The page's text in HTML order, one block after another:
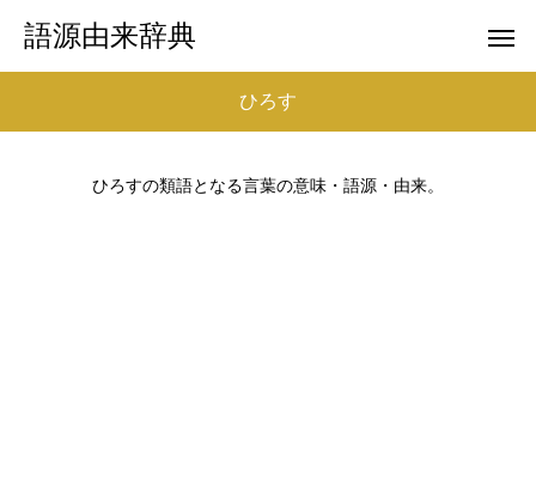
語源由来辞典
ひろす
ひろすの類語となる言葉の意味・語源・由来。